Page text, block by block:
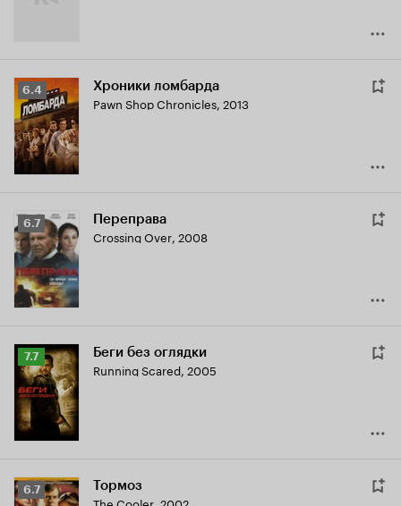
Рейтинг
Кинопоиска
6.4
6.4 Хроники ломбарда
Pawn Shop Chronicles, 2013
Рейтинг
Кинопоиска
6.7
6.7 Переправа
Crossing Over, 2008
Рейтинг
Кинопоиска
7.7
7.7 Беги без оглядки
Running Scared, 2005
Рейтинг
6.7 Тормоз